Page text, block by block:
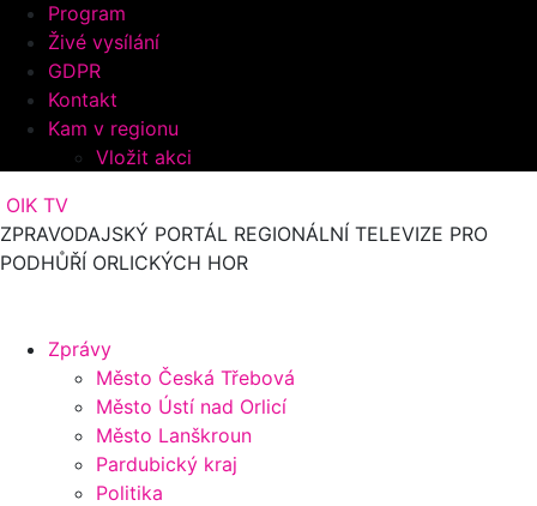
Program
Živé vysílání
GDPR
Kontakt
Kam v regionu
Vložit akci
OIK TV
ZPRAVODAJSKÝ PORTÁL REGIONÁLNÍ TELEVIZE PRO
PODHŮŘÍ ORLICKÝCH HOR
Zprávy
Město Česká Třebová
Město Ústí nad Orlicí
Město Lanškroun
Pardubický kraj
Politika